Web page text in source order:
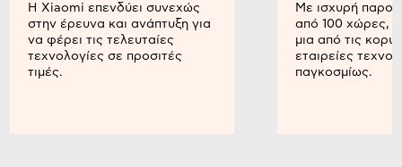
Η Xiaomi επενδύει συνεχώς
στην έρευνα και ανάπτυξη για
να φέρει τις τελευταίες
τεχνολογίες σε προσιτές
τιμές.
Με ισχυρή
από 100 χώρες, η
μια από τις
εταιρείες
παγκοσμίως.